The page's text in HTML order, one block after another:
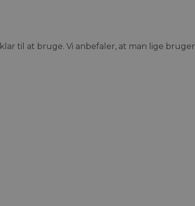
til at bruge. Vi anbefaler, at man lige bruger